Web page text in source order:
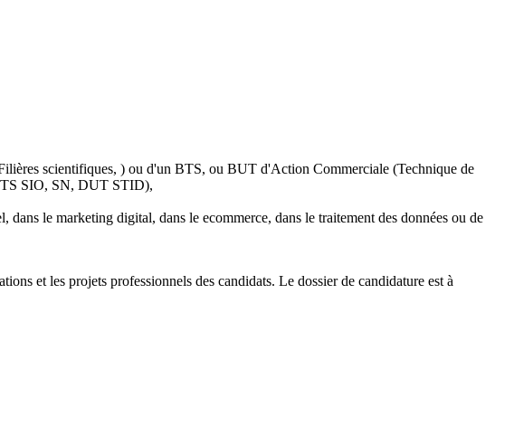
scientifiques, ) ou d'un BTS, ou BUT d'Action Commerciale (Technique de
SIO, SN, DUT STID),
le marketing digital, dans le ecommerce, dans le traitement des données ou de
et les projets professionnels des candidats. Le dossier de candidature est à